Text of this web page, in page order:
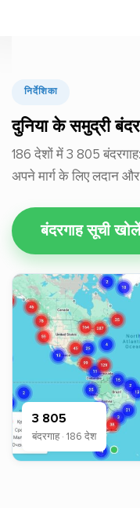
निर्देशिका
दुनिया के समुद्री
186 देशों में 3 805 बंदरगाह:
अपने मार्ग के लिए लदान
बंदरगाह सूची खोलें
3 805
बंदरगाह · 186 देश